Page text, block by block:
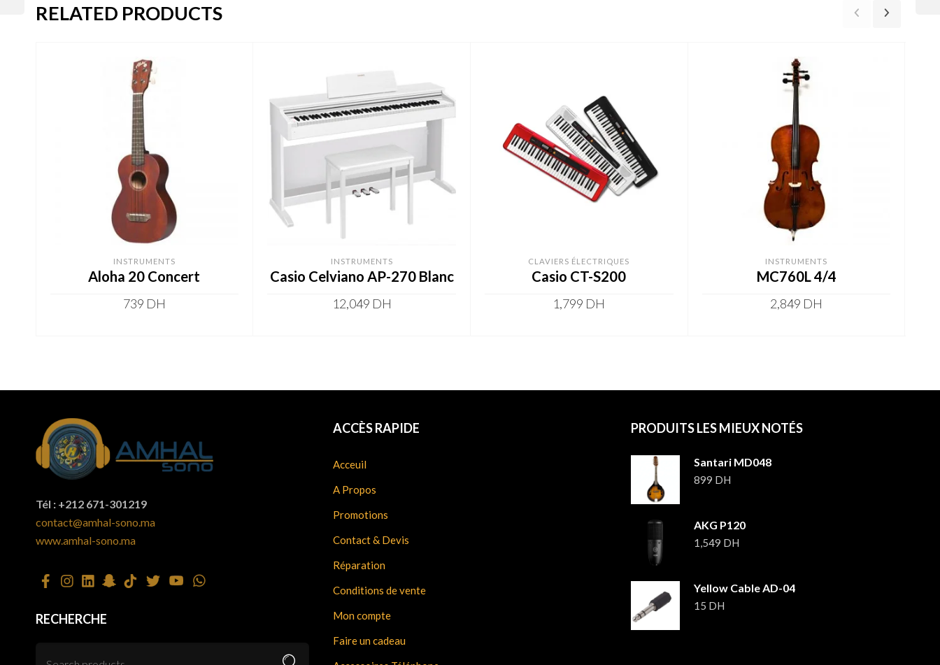
RELATED PRODUCTS
INSTRUMENTS
Aloha 20 Concert
739 DH
INSTRUMENTS
Casio Celviano AP-270 Blanc
12,049 DH
CLAVIERS ÉLECTRIQUES
Casio CT-S200
1,799 DH
INSTRUMENTS
MC760L 4/4
2,849 DH
Tél : +212 671-301219
contact@amhal-sono.ma
www.amhal-sono.ma
RECHERCHE
ACCÈS RAPIDE
Acceuil
A Propos
Promotions
Contact & Devis
Réparation
Conditions de vente
Mon compte
Faire un cadeau
PRODUITS LES MIEUX NOTÉS
Santari MD048
899 DH
AKG P120
1,549 DH
Yellow Cable AD-04
15 DH